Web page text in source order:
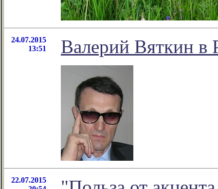
24.07.2015
13:51
Валерий Вяткин в
22.07.2015